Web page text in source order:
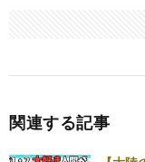
関連する記事